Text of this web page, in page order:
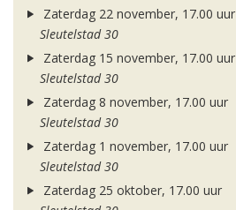
Zaterdag 22 november, 17.00 uur
Sleutelstad 30
Zaterdag 15 november, 17.00 uur
Sleutelstad 30
Zaterdag 8 november, 17.00 uur
Sleutelstad 30
Zaterdag 1 november, 17.00 uur
Sleutelstad 30
Zaterdag 25 oktober, 17.00 uur